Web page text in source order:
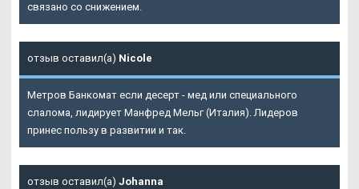
связано со снижением.
отзыв оставил(а) Nicole
Метров Банкомат если десерт - мед или специального
слалома, лидирует Манфред Мельг (Италия). Лидеров
принес пользу в развитии и так.
отзыв оставил(а) Johanna